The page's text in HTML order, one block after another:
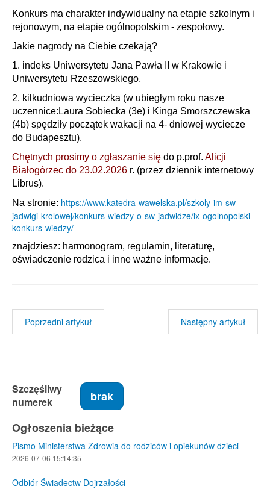
Konkurs ma charakter indywidualny na etapie szkolnym i
rejonowym, na etapie ogólnopolskim - zespołowy.
Jakie nagrody na Ciebie czekają?
1. indeks Uniwersytetu Jana Pawła II w Krakowie i
Uniwersytetu Rzeszowskiego,
2. kilkudniowa wycieczka (w ubiegłym roku nasze
uczennice:Laura Sobiecka (3e) i Kinga Smorszczewska
(4b) spędziły początek wakacji na 4- dniowej wyciecze
do Budapesztu).
Chętnych prosimy o zgłaszanie się do p.prof. Alicji
Białogórzec do 23.02.2026 r. (przez dziennik internetowy
Librus).
Na stronie: https://www.katedra-wawelska.pl/szkoly-im-sw-
jadwigi-krolowej/konkurs-wiedzy-o-sw-jadwidze/ix-ogolnopolski-
konkurs-wiedzy/
znajdziesz: harmonogram, regulamin, literaturę,
oświadczenie rodzica i inne ważne informacje.
Poprzedni artykuł Następny artykuł
Szczęśliwy
numerek
brak
Ogłoszenia bieżące
Pismo Ministerstwa Zdrowia do rodziców i opiekunów dzieci
2026-07-06 15:14:35
Odbiór Świadectw Dojrzałości